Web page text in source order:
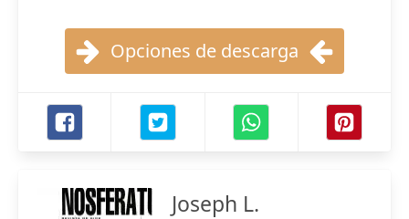
Opciones de descarga
Joseph L.